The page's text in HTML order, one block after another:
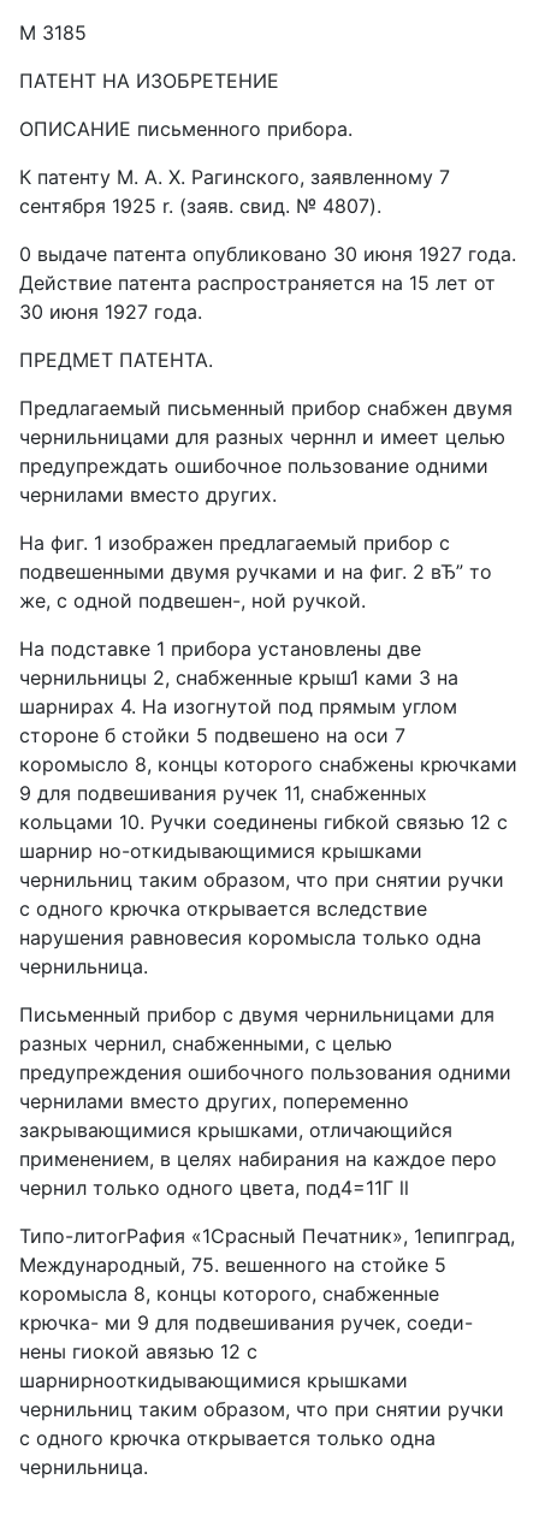
М 3185
ПАТЕНТ НА ИЗОБРЕТЕНИЕ
ОПИСАНИЕ письменного прибора.
К патенту М. А. Х. Рагинского, заявленному 7
сентября 1925 r. (заяв. свид. № 4807).
0 выдаче патента опубликовано 30 июня 1927 года.
Действие патента распространяется на 15 лет от
30 июня 1927 года.
ПРЕДМЕТ ПАТЕНТА.
Предлагаемый письменный прибор снабжен двумя
чернильницами для разных черннл и имеет целью
предупреждать ошибочное пользование одними
чернилами вместо других.
На фиг. 1 изображен предлагаемый прибор с
подвешенными двумя ручками и на фиг. 2 вЂ” то
же, с одной подвешен-, ной ручкой.
На подставке 1 прибора установлены две
чернильницы 2, снабженные крыш1 ками 3 на
шарнирах 4. На изогнутой под прямым углом
стороне б стойки 5 подвешено на оси 7
коромысло 8, концы которого снабжены крючками
9 для подвешивания ручек 11, снабженных
кольцами 10. Ручки соединены гибкой связью 12 с
шарнир но-откидывающимися крышками
чернильниц таким образом, что при снятии ручки
с одного крючка открывается вследствие
нарушения равновесия коромысла только одна
чернильница.
Письменный прибор с двумя чернильницами для
разных чернил, снабженными, с целью
предупреждения ошибочного пользования одними
чернилами вместо других, попеременно
закрывающимися крышками, отличающийся
применением, в целях набирания на каждое перо
чернил только одного цвета, под4=11Г ll
Типо-литогРафия «1Срасный Печатник», 1епипград,
Международный, 75. вешенного на стойке 5
коромысла 8, концы которого, снабженные
крючка- ми 9 для подвешивания ручек, соеди-
нены гиокой авязью 12 с
шарнирнооткидывающимися крышками
чернильниц таким образом, что при снятии ручки
с одного крючка открывается только одна
чернильница.